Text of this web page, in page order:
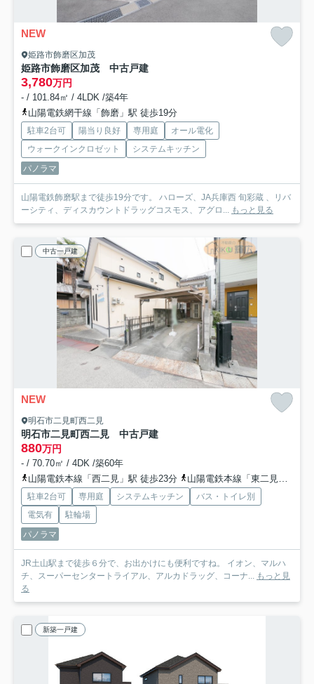
NEW
姫路市飾磨区加茂
姫路市飾磨区加茂 中古戸建
3,780万円
- / 101.84㎡ / 4LDK /築4年
山陽電鉄網干線「飾磨」駅 徒歩19分
駐車2台可 陽当り良好 専用庭
オール電化
ウォークインクロゼット
システムキッチン
パノラマ
山陽電鉄飾磨駅まで徒歩19分です。 ハローズ、JA兵庫西 旬彩蔵 、リバ
ーシティ、ディスカウントドラッグコスモス、アグロ... もっと見る
中古一戸建
NEW
明石市二見町西二見
明石市二見町西二見 中古戸建
880万円
- / 70.70㎡ / 4DK /築60年
山陽電鉄本線「西二見」駅 徒歩23分
山陽電鉄本線「東二見」駅 徒歩28分
駐車2台可 専用庭 システムキッチン
バス・トイレ別
電気有
駐輪場
パノラマ
JR土山駅まで徒歩６分で、お出かけにも便利ですね。 イオン、マルハ
チ、スーパーセンタートライアル、アルカドラッグ、コーナ... もっと見
る
新築一戸建